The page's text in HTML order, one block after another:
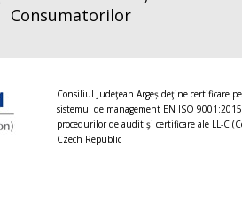
Consumatorilor
Consiliul Judeţean Argeș deţine certificare
sistemul de management EN ISO
procedurilor de audit şi certificare ale LL-C
Czech Republic